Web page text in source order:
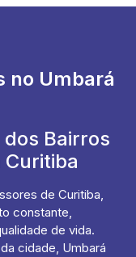
no Umbará
Bairros
Curitiba
de Curitiba,
constante,
de vida.
cidade, Umbará